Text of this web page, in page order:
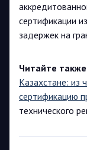
сертификации
задержек на
Читайте
Казахстане: из
сертификацию
технического